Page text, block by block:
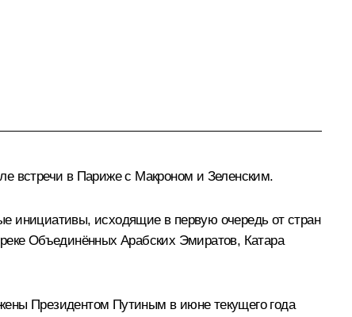
встречи в Париже с Макроном и Зеленским.
инициативы, исходящие в первую очередь от стран
Объединённых Арабских Эмиратов, Катара
Президентом Путиным в июне текущего года